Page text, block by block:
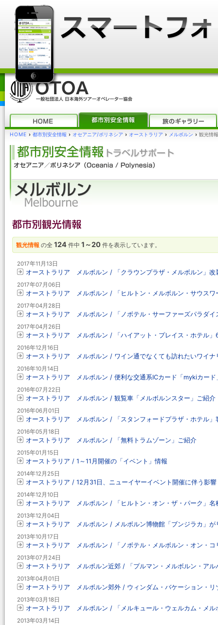
HOME › 都市別安全情報 › オセアニア/ポリネシア › オーストラリア › メルボルン › 観光情
観光情報 の全 124 件中 1～20 件を表示しています。
2017年11月13日
オーストラリア メルボルン / 「クラウンプラザ・メルボルン」改
2017年07月06日
オーストラリア メルボルン / 「ヒルトン・メルボルン・サウス
2017年04月28日
オーストラリア メルボルン / 「ノボテル・サーファーズパラダイ
2017年04月26日
オーストラリア メルボルン / 「ハイアット・プレイス・ホテル」
2016年12月16日
オーストラリア メルボルン / ワイン通でなくても訪れたいワイナ
2016年10月14日
オーストラリア メルボルン / 便利な交通系ICカード「mykiカード
2016年07月22日
オーストラリア メルボルン / 観覧車「メルボルンスター」ご紹介
2016年06月01日
オーストラリア メルボルン / 「スタンフォードプラザ・ホテル」
2016年05月18日
オーストラリア メルボルン / 「無料トラムゾーン」ご紹介
2015年01月15日
オーストラリア / 1～11月開催の「イベント」情報
2014年12月25日
オーストラリア / 12月31日、ニューイヤーイベント開催に伴う影響
2014年12月10日
オーストラリア メルボルン / 「ヒルトン・オン・ザ・パーク」名
2013年12月04日
オーストラリア メルボルン / メルボルン博物館「ブンジラカ」が
2013年10月17日
オーストラリア メルボルン / 「ノボテル・メルボルン・オン・コ
2013年07月24日
オーストラリア メルボルン近郊 / 「プルマン・メルボルン・ア
2013年04月01日
オーストラリア メルボルン郊外 / ウィンダム・バケーション・リ
2013年03月18日
オーストラリア メルボルン / 「メルキュール・ウェルカム・メ
2013年03月14日